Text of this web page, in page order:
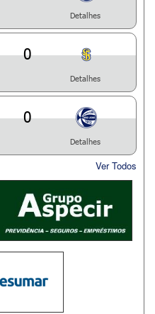
Detalhes
0
Detalhes
0
Detalhes
Ver Todos